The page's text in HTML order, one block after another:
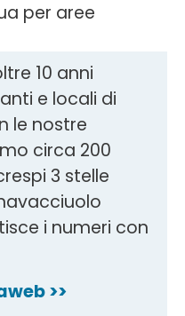
per aree
10 anni
e locali di
le nostre
circa 200
3 stelle
i numeri con
>>